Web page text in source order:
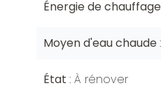
Énergie de chauffage
Moyen d'eau chaude
État À rénover